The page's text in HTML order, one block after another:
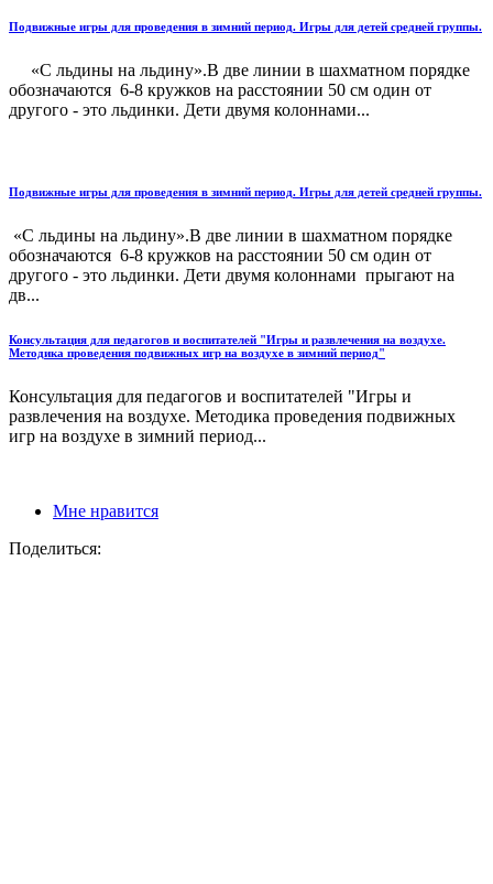
Подвижные игры для проведения в зимний период. Игры для детей средней группы.
«С льдины на льдину».В две линии в шахматном порядке
обозначаются 6-8 кружков на расстоянии 50 см один от
другого - это льдинки. Дети двумя колоннами...
Подвижные игры для проведения в зимний период. Игры для детей средней группы.
«С льдины на льдину».В две линии в шахматном порядке
обозначаются 6-8 кружков на расстоянии 50 см один от
другого - это льдинки. Дети двумя колоннами прыгают на
дв...
Консультация для педагогов и воспитателей "Игры и развлечения на воздухе.
Методика проведения подвижных игр на воздухе в зимний период"
Консультация для педагогов и воспитателей "Игры и
развлечения на воздухе. Методика проведения подвижных
игр на воздухе в зимний период...
Мне нравится
Поделиться: